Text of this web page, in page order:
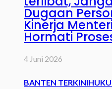
Dugaan
Kinerja
Hormati
4 Juni 2026
BANTEN TERKINI